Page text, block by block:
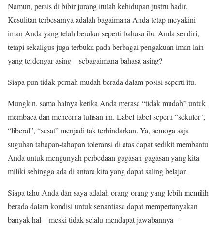
Namun, persis di bibir jurang itulah kehidupan justru hadir.
Kesulitan terbesarnya adalah bagaimana Anda tetap meyakini
iman Anda yang telah berakar seperti bahasa ibu Anda sendiri,
tetapi sekaligus juga terbuka pada berbagai pengakuan iman lain
yang terdengar asing—sebagaimana bahasa asing?
Siapa pun tidak pernah mudah berada dalam posisi seperti itu.
Mungkin, sama halnya ketika Anda merasa “tidak mudah” untuk
membaca dan mencerna tulisan ini. Label-label seperti “sekuler”,
“liberal”, “sesat” menjadi tak terhindarkan. Ya, semoga saja
suguhan tahapan-tahapan toleransi di atas dapat sedikit membantu
Anda untuk mengunyah perbedaan gagasan-gagasan yang kita
miliki sehingga ada di antara kita yang dapat saling belajar.
Siapa tahu Anda dan saya adalah orang-orang yang lebih memilih
berada dalam kondisi untuk senantiasa dapat mempertanyakan
banyak hal—meski tidak selalu mendapat jawabannya—